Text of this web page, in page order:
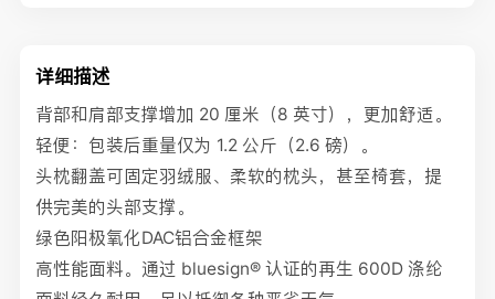
详细描述
背部和肩部支撑增加 20 厘米（8 英寸），更加舒适。
轻便：包装后重量仅为 1.2 公斤（2.6 磅）。
头枕翻盖可固定羽绒服、柔软的枕头，甚至椅套，提
供完美的头部支撑。
绿色阳极氧化DAC铝合金框架
高性能面料。通过 bluesign® 认证的再生 600D 涤纶